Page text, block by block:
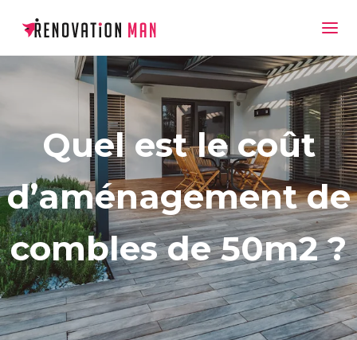
Quel est le coût
d’aménagement de
combles de 50m2 ?